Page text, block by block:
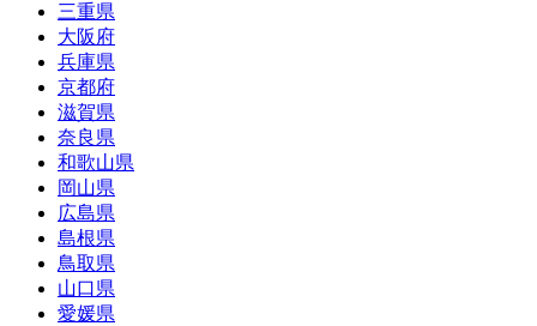
三重県
大阪府
兵庫県
京都府
滋賀県
奈良県
和歌山県
岡山県
広島県
島根県
鳥取県
山口県
愛媛県